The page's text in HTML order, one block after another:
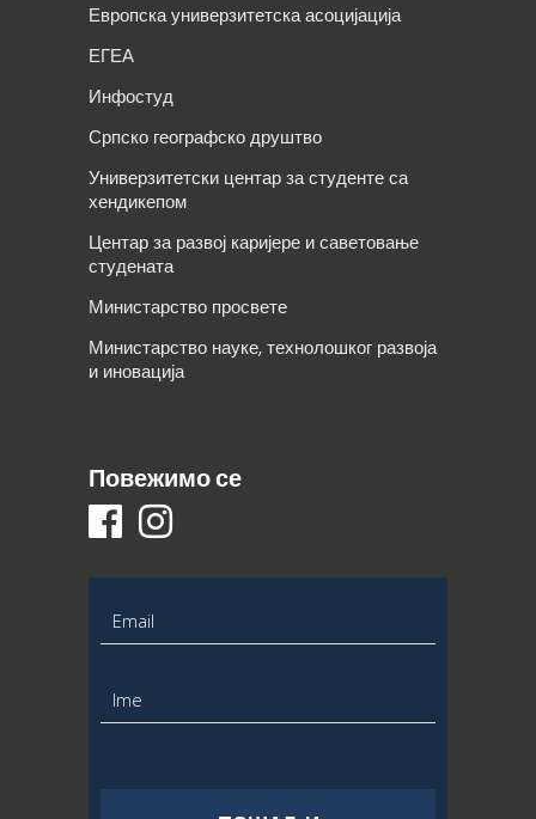
Европска универзитетска асоцијација
ЕГЕА
Инфостуд
Српско географско друштво
Универзитетски центар за студенте са
хендикепом
Центар за развој каријере и саветовање
студената
Министарство просвете
Министарство науке, технолошког развоја
и иновација
Повежимо се